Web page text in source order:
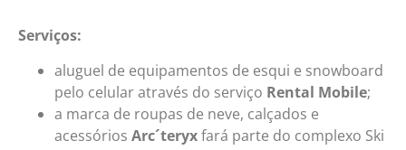
Serviços:
aluguel de equipamentos de esqui e snowboard
pelo celular através do serviço Rental Mobile;
a marca de roupas de neve, calçados e
acessórios Arc´teryxfará parte do complexo Ski